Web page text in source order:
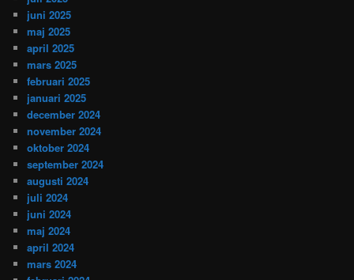
juni 2025
maj 2025
april 2025
mars 2025
februari 2025
januari 2025
december 2024
november 2024
oktober 2024
september 2024
augusti 2024
juli 2024
juni 2024
maj 2024
april 2024
mars 2024